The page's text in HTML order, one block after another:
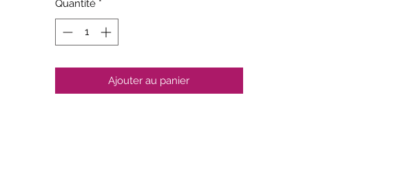
Quantité *
Ajouter au panier